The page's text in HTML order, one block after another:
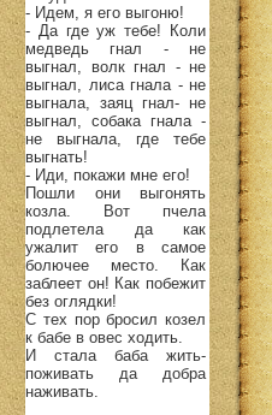
- Идем, я его выгоню!
- Да где уж тебе! Коли
медведь гнал - не
выгнал, волк гнал - не
выгнал, лиса гнала - не
выгнала, заяц гнал- не
выгнал, собака гнала -
не выгнала, где тебе
выгнать!
- Иди, покажи мне его!
Пошли они выгонять
козла. Вот пчела
подлетела да как
ужалит его в самое
болючее место. Как
заблеет он! Как побежит
без оглядки!
С тех пор бросил козел
к бабе в овес ходить.
И стала баба жить-
поживать да добра
наживать.